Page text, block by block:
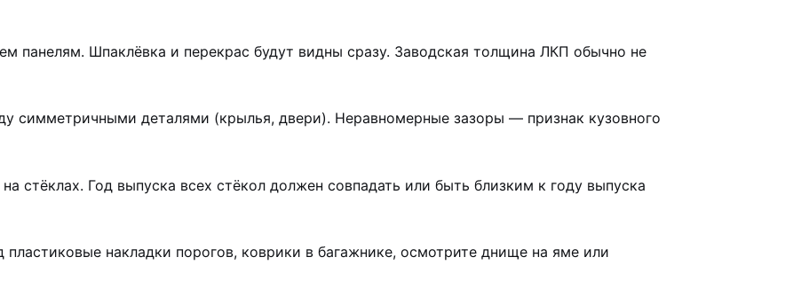
панелям. Шпаклёвка и перекрас будут видны сразу. Заводская толщина ЛКП обычно не
симметричными деталями (крылья, двери). Неравномерные зазоры — признак кузовного
стёклах. Год выпуска всех стёкол должен совпадать или быть близким к году выпуска
пластиковые накладки порогов, коврики в багажнике, осмотрите днище на яме или